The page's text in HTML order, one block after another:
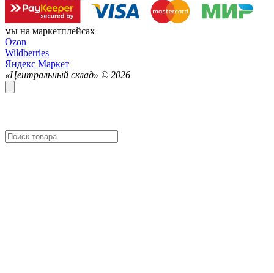
мы на маркетплейсах
Ozon
Wildberries
Яндекс Маркет
«Центральный склад» © 2026